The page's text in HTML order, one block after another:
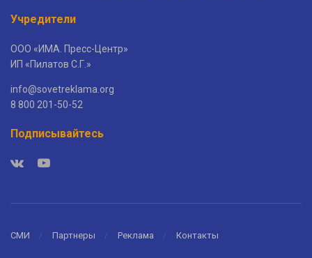
Учредители
ООО «ИМА. Пресс-Центр»
ИП «Пилатов С.Г.»
info@sovetreklama.org
8 800 201-50-52
Подписывайтесь
СМИ Партнеры Реклама Контакты